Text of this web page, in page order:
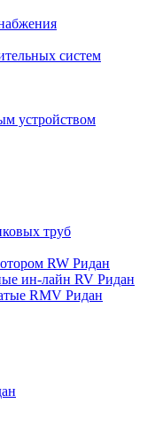
систем
устройством
труб
RW Ридан
ин-лайн RV Ридан
RMV Ридан